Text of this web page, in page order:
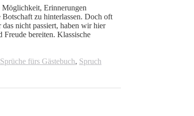
Möglichkeit, Erinnerungen
Botschaft zu hinterlassen. Doch oft
nicht passiert, haben wir hier
Freude bereiten. Klassische
fürs Gästebuch, Spruch